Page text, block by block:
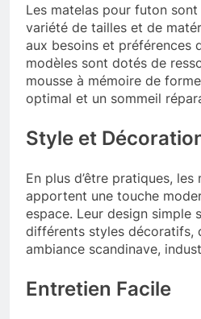
Les matelas pour futon
variété de tailles et de
aux besoins et préférences
modèles sont dotés de
mousse à mémoire de
optimal et un sommeil
Style et
En plus d’être pratiques,
apportent une touche
espace. Leur design simple
différents styles décoratifs,
ambiance scandinave,
Entretien Facile